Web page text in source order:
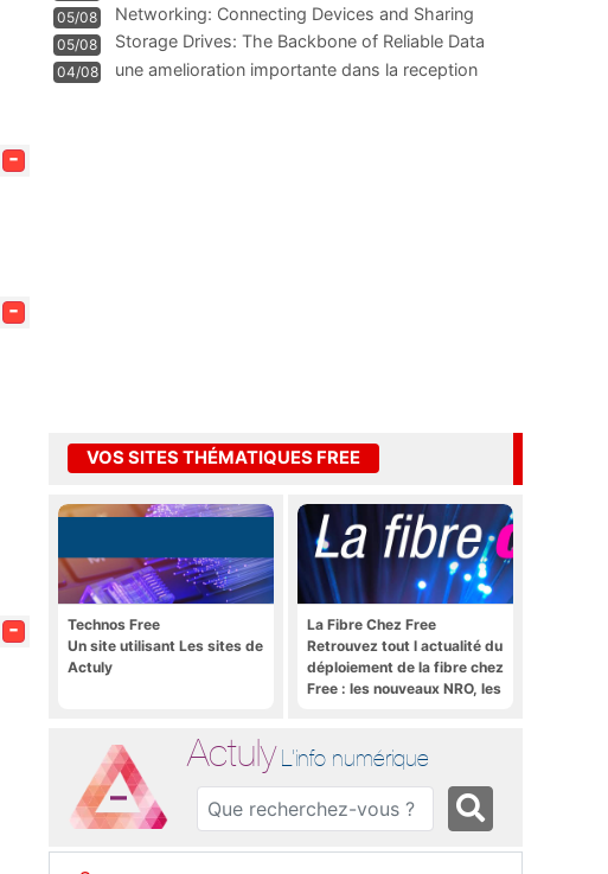
-
-
-
05/08
Networking: Connecting Devices and Sharing
Information
05/08
Storage Drives: The Backbone of Reliable Data
Management
04/08
une amelioration importante dans la reception
VOS SITES THÉMATIQUES FREE
Technos Free
Un site utilisant Les sites de
Actuly
La Fibre Chez Free
Retrouvez tout l actualité du
déploiement de la fibre chez
Free : les nouveaux NRO, les
Actuly L'info numérique